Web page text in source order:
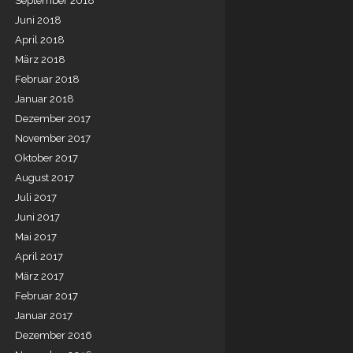
Juni 2018
April 2018
März 2018
Februar 2018
Januar 2018
Dezember 2017
November 2017
Oktober 2017
August 2017
Juli 2017
Juni 2017
Mai 2017
April 2017
März 2017
Februar 2017
Januar 2017
Dezember 2016